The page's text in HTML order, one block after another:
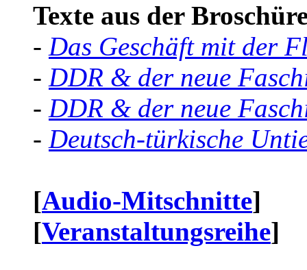
Texte aus der
- Das Geschäft mit der
- DDR & der neue
- DDR & der neue
- Deutsch-türkische
[Audio-Mitschnitte]
[Veranstaltungsreihe]